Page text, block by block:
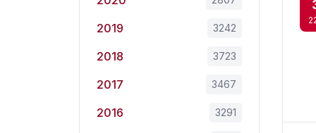
2019 3242
2018 3723
2017 3467
2016 3291